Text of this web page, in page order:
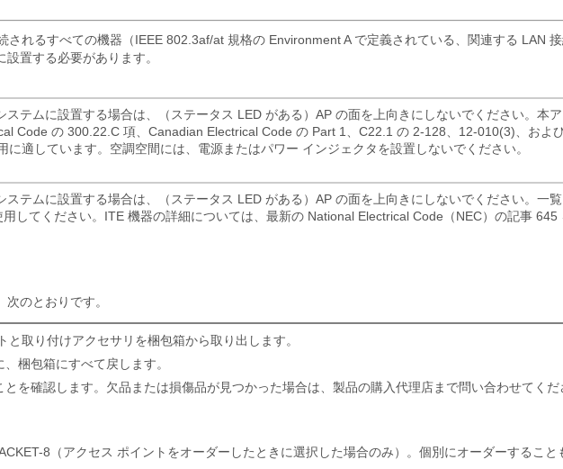
されるすべての機器（IEEE 802.3af/at 規格の Environment A で定義されている、関連する LAN
置する必要があります。
ステムに設置する場合は、（ステータス LED がある）AP の面を上向きにしないでください。本
Code の 300.22.C 項、Canadian Electrical Code の Part 1、C22.1 の 2-128、12-010(3)、およ
に適しています。空調空間には、電源またはパワー インジェクタを設置しないでください。
ステムに設置する場合は、（ステータス LED がある）AP の面を上向きにしないでください。一
してください。ITE 機器の詳細については、最新の National Electrical Code（NEC）の記事 645
のとおりです。
取り付けアクセサリを梱包箱から取り出します。
梱包箱にすべて戻します。
を確認します。欠品または損傷品が見つかった場合は、製品の購入代理店まで問い合わせてくだ
8（アクセス ポイントをオーダーしたときに選択した場合のみ）。個別にオーダーすること